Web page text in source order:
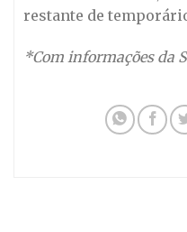
restante de
*Com informações da